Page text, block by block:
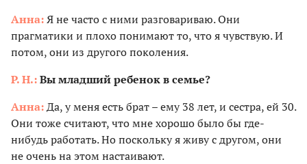
Анна:Я не часто с ними разговариваю. Они
прагматики и плохо понимают то, что я чувствую. И
потом, они из другого поколения.
Р. Н.:Вы младший ребенок в семье?
Анна:Да, у меня есть брат – ему 38 лет, и сестра, ей 30.
Они тоже считают, что мне хорошо было бы где-
нибудь работать. Но поскольку я живу с другом, они
не очень на этом настаивают.